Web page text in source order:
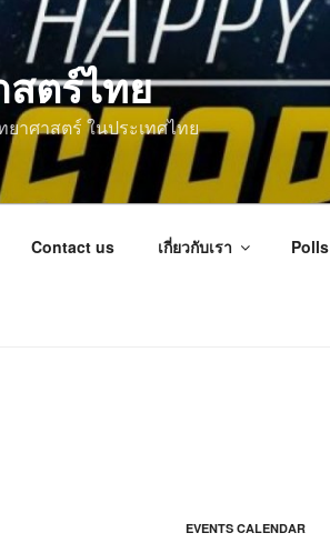
ตร์ไทย
ยาศาสตร์ ในประเทศไทย
Contact us เกี่ยวกับเรา Polls
EVENTS CALENDAR